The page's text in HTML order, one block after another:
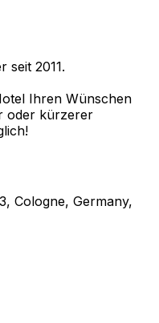
seit 2011.
Ihren Wünschen
oder kürzerer
Cologne, Germany,